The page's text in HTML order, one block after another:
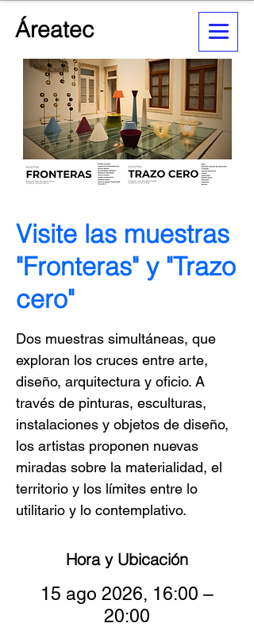
Áreatec
Visite las muestras
"Fronteras" y "Trazo
cero"
Dos muestras simultáneas, que
exploran los cruces entre arte,
diseño, arquitectura y oficio. A
través de pinturas, esculturas,
instalaciones y objetos de diseño,
los artistas proponen nuevas
miradas sobre la materialidad, el
territorio y los límites entre lo
utilitario y lo contemplativo.
Hora y Ubicación
15 ago 2026, 16:00 –
20:00